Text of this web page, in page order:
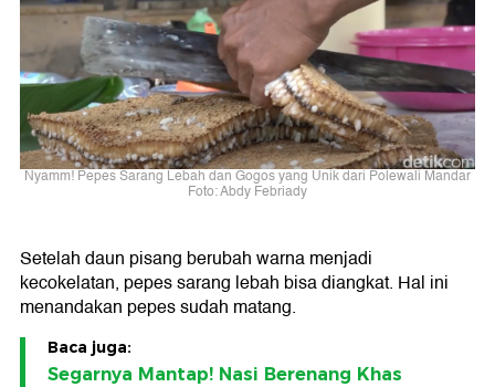
Nyamm! Pepes Sarang Lebah dan Gogos yang Unik dari Polewali Mandar
Foto: Abdy Febriady
Setelah daun pisang berubah warna menjadi
kecokelatan, pepes sarang lebah bisa diangkat. Hal ini
menandakan pepes sudah matang.
Baca juga:
Segarnya Mantap! Nasi Berenang Khas